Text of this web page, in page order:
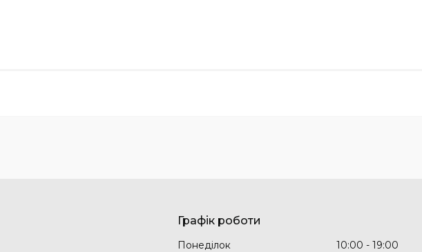
Графік роботи
Понеділок 10:00
19:00